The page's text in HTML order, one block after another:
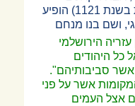
שהנשאה, הידוע גם בשם אלאפדאל (מת בשנת 1121) הופיע
ושם בנו מנחם
הירושלמי
כל היהודים
אשר סביבותיהם".
אשר על פני
אצל העמים